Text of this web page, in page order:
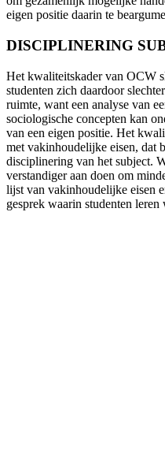
eigen positie daarin te
DISCIPLINERING
Het kwaliteitskader van OCW
studenten zich daardoor
ruimte, want een analyse van
sociologische concepten kan
van een eigen positie. Het
met vakinhoudelijke eisen, dat
disciplinering van het subject.
verstandiger aan doen om
lijst van vakinhoudelijke eisen
gesprek waarin studenten